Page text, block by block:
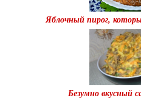
Яблочный пирог,
Безумно вкусный